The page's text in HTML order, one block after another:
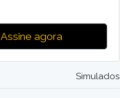
Assine agora
Simulados